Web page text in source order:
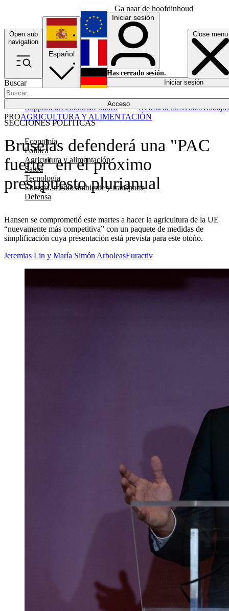
Ga naar de hoofdinhoud
Open sub
navigation
Close menu
Buscar
Acceso
SECCIONES POLÍTICAS
Economía
Política
Agricultura y alimentación
Salud
Tecnología
Energía, medio ambiente y transporte
Defensa
RapporteurEconomíaPolítica NewslettersEventosTrabajos
Español
English
Français
Iniciar sesión
Has cerrado sesión.
Iniciar sesión
Bruselas defenderá una "PAC
fuerte" en el próximo
presupuesto plurianual
Hansen se comprometió este martes a hacer la agricultura de la UE
“nuevamente más competitiva” con un paquete de medidas de
simplificación cuya presentación está prevista para este otoño.
PROAGRICULTURA Y ALIMENTACIÓN
Jeremias Lin y María Simón ArboleasEuractiv